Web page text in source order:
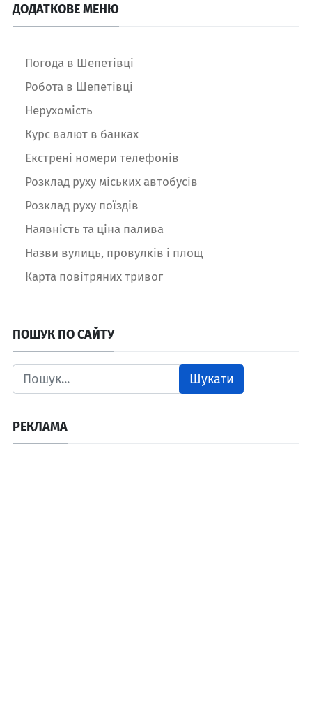
ДОДАТКОВЕ МЕНЮ
Погода в Шепетівці
Робота в Шепетівці
Нерухомість
Курс валют в банках
Екстрені номери телефонів
Розклад руху міських автобусів
Розклад руху поїздів
Наявність та ціна палива
Назви вулиць, провулків і площ
Карта повітряних тривог
ПОШУК ПО САЙТУ
Шукати
РЕКЛАМА